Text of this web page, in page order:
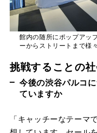
館内の随所にポップアッ
ーからストリートまで様
挑戦することの
今後の渋谷パルコ
ていますか
「キャッチーなテーマ